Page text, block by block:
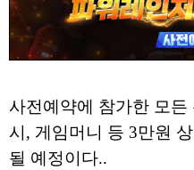
사전예약에 참가한 모
시, 게임머니 등 3만원
될 예정이다..